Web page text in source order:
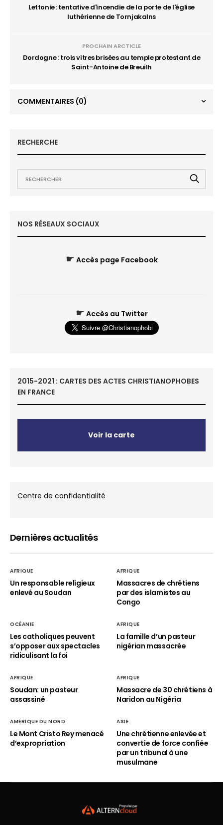
Lettonie : tentative d'incendie de la porte de l'église
luthérienne de Tornjakalns
PROCHAIN ARCTICLE
Dordogne : trois vitres brisées au temple protestant de
Saint-Antoine de Breuilh
COMMENTAIRES (0)
RECHERCHE
NOS RÉSEAUX SOCIAUX
☛ Accès page Facebook
☛ Accès au Twitter
2015-2021 : CARTES DES ACTES CHRISTIANOPHOBES
EN FRANCE
Voir la carte
Centre de confidentialité
Dernières actualités
AFRIQUE
Un responsable religieux
enlevé au Soudan
AFRIQUE
Massacres de chrétiens
par des islamistes au
Congo
OCÉANIE
Les catholiques peuvent
s’opposer aux spectacles
ridiculisant la foi
AFRIQUE
La famille d’un pasteur
nigérian massacrée
AFRIQUE
Soudan: un pasteur
assassiné
AFRIQUE
Massacre de 30 chrétiens à
Naridon au Nigéria
AMÉRIQUE DU NORD
Le Mont Cristo Rey menacé
d’expropriation
ASIE
Une chrétienne enlevée et
convertie de force confiée
par un tribunal à une
musulmane